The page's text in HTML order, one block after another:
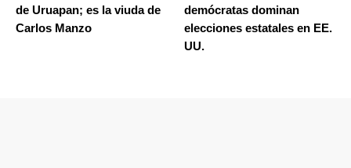
de Uruapan; es la viuda de
Carlos Manzo
demócratas dominan
elecciones estatales en EE.
UU.